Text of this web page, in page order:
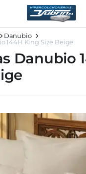
Danubio
144H King Size Beige
Danubio